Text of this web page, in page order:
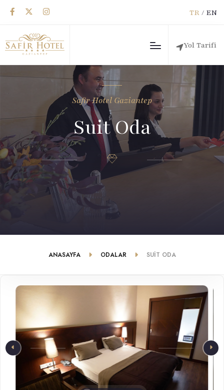
TR / EN
Yol Tarifi
Safir Hotel Gaziantep
Suit Oda
ANASAYFA ODALAR SUIT ODA